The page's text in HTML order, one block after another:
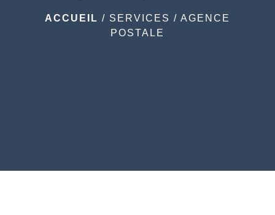
ACCUEIL / SERVICES / AGENCE
POSTALE